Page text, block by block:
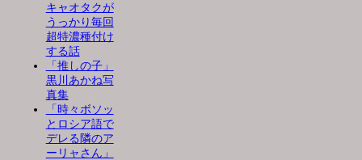
キャオタクが
うっかり毎回
超特濃種付け
する話
「推しの子」
黒川あかね写
真集
「時々ボソッ
とロシア語で
デレる隣のア
ーリャさん」